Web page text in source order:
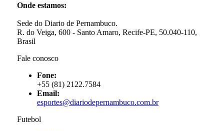
Onde estamos:
Sede do Diario de Pernambuco.
R. do Veiga, 600 - Santo Amaro, Recife-PE, 50.040-110,
Brasil
Fale conosco
Fone:
+55 (81) 2122.7584
Email:
esportes@diariodepernambuco.com.br
Futebol